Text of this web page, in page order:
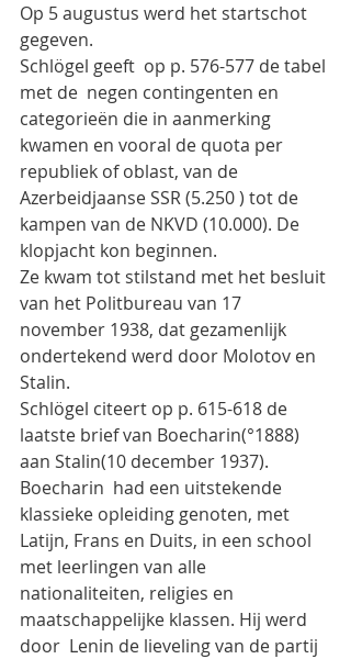
Op 5 augustus werd het startschot
gegeven.
Schlögel geeft  op p. 576-577 de tabel
met de  negen contingenten en
categorieën die in aanmerking
kwamen en vooral de quota per
republiek of oblast, van de
Azerbeidjaanse SSR (5.250 ) tot de
kampen van de NKVD (10.000). De
klopjacht kon beginnen.
Ze kwam tot stilstand met het besluit
van het Politbureau van 17
november 1938, dat gezamenlijk
ondertekend werd door Molotov en
Stalin.
Schlögel citeert op p. 615-618 de
laatste brief van Boecharin(°1888)
aan Stalin(10 december 1937).
Boecharin  had een uitstekende
klassieke opleiding genoten, met
Latijn, Frans en Duits, in een school
met leerlingen van alle
nationaliteiten, religies en
maatschappelijke klassen. Hij werd
door  Lenin de lieveling van de partij